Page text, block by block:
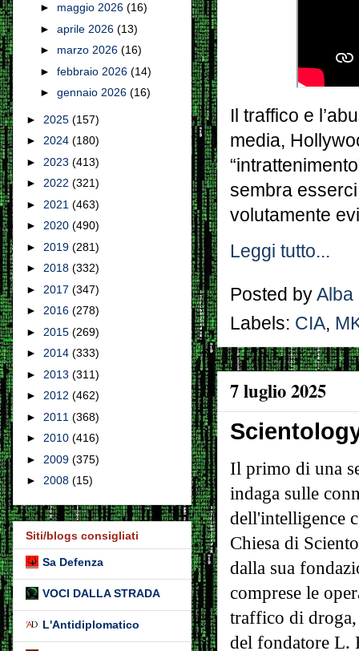
Il traffico e
media,
sembra
volutamente
Leggi tutto...
Posted by Alba
Labels: CIA,
7 luglio 2025
Il primo di una
indaga sulle
dell'intelligence
Chiesa di
dalla sua
comprese le
traffico di
del fondatore L.
► maggio 2026 (16)
► aprile 2026 (13)
► marzo 2026 (16)
► febbraio 2026 (14)
► gennaio 2026 (16)
► 2025 (157)
► 2024 (180)
► 2023 (413)
► 2022 (321)
► 2021 (463)
► 2020 (490)
► 2019 (281)
► 2018 (332)
► 2017 (347)
► 2016 (278)
► 2015 (269)
► 2014 (333)
► 2013 (311)
► 2012 (462)
► 2011 (368)
► 2010 (416)
► 2009 (375)
► 2008 (15)
Siti/blogs consigliati
Sa Defenza
VOCI DALLA STRADA
L'Antidiplomatico